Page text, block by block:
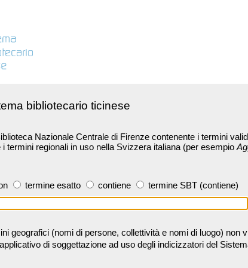
bibliotecario ticinese
Nazionale Centrale di Firenze contenente i termini
termini regionali in uso nella Svizzera italiana (per esempio
termine esatto contiene termine SBT (contiene)
geografici (nomi di persone, collettività e nomi di luogo) non
di soggettazione ad uso degli indicizzatori del